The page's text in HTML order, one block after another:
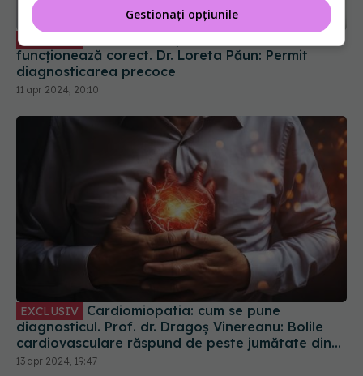
funcționează corect. Dr. Loreta Păun: Permit
diagnosticarea precoce
11 apr 2024, 20:10
EXCLUSIV
diagnosticul. Prof. dr. Dragoș Vinereanu: Bolile
cardiovasculare răspund de peste jumătate din
decesele din România
13 apr 2024, 19:47
Gestionați opțiunile